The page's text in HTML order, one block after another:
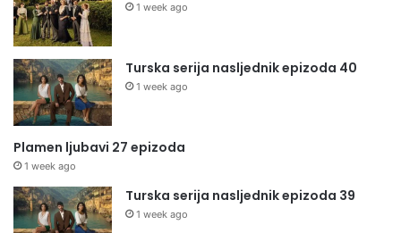
1 week ago
Turska serija nasljednik epizoda 40
1 week ago
Plamen ljubavi 27 epizoda
1 week ago
Turska serija nasljednik epizoda 39
1 week ago